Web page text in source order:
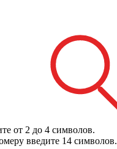
от 2 до 4 символов.
введите 14 символов.